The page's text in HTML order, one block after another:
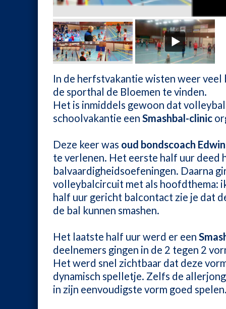
In de herfstvakantie wisten weer
de sporthal de Bloemen te vinden.
Het is inmiddels gewoon dat
schoolvakantie een Smashbal-clinic
Deze keer was oud bondscoach
te verlenen. Het eerste half uur deed
balvaardigheidsoefeningen. Daarna
volleybalcircuit met als hoofdthema:
half uur gericht balcontact zie je dat
de bal kunnen smashen.
Het laatste half uur werd er een
deelnemers gingen in de 2 tegen 2
Het werd snel zichtbaar dat deze
dynamisch spelletje. Zelfs de
in zijn eenvoudigste vorm goed